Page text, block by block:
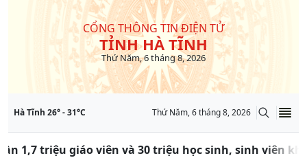
CỔNG THÔNG TIN ĐIỆN TỬ
TỈNH HÀ TĨNH
Thứ Năm, 6 tháng 8, 2026
Hà Tĩnh 26° -31°C Thứ Năm, 6 tháng 8, 2026
1,7 triệu giáo viên và 30 triệu học sinh, sinh viên